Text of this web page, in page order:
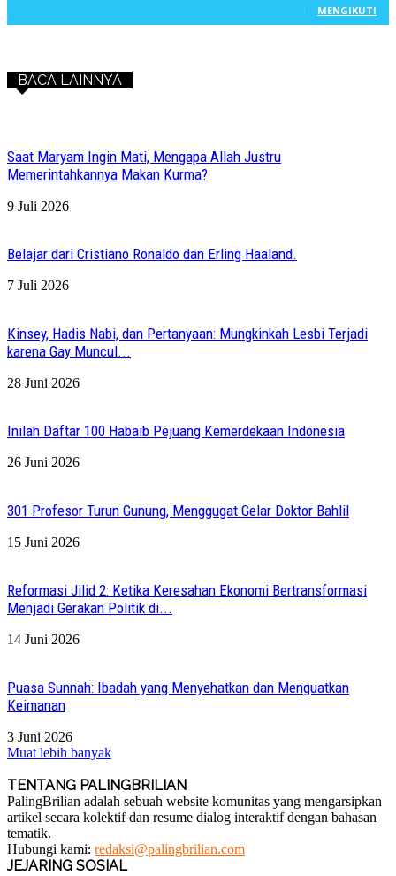
MENGIKUTI
BACA LAINNYA
Saat Maryam Ingin Mati, Mengapa Allah Justru
Memerintahkannya Makan Kurma?
9 Juli 2026
Belajar dari Cristiano Ronaldo dan Erling Haaland.
7 Juli 2026
Kinsey, Hadis Nabi, dan Pertanyaan: Mungkinkah Lesbi Terjadi
karena Gay Muncul...
28 Juni 2026
Inilah Daftar 100 Habaib Pejuang Kemerdekaan Indonesia
26 Juni 2026
301 Profesor Turun Gunung, Menggugat Gelar Doktor Bahlil
15 Juni 2026
Reformasi Jilid 2: Ketika Keresahan Ekonomi Bertransformasi
Menjadi Gerakan Politik di...
14 Juni 2026
Puasa Sunnah: Ibadah yang Menyehatkan dan Menguatkan
Keimanan
3 Juni 2026
Muat lebih banyak
TENTANG PALINGBRILIAN
PalingBrilian adalah sebuah website komunitas yang mengarsipkan
artikel secara kolektif dan resume dialog interaktif dengan bahasan
tematik.
Hubungi kami: redaksi@palingbrilian.com
JEJARING SOSIAL